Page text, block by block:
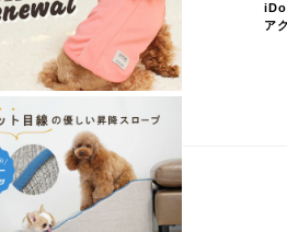
ア